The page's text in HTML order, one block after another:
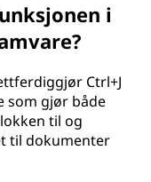
i
Ctrl+J
som gjør både
til og
til dokumenter